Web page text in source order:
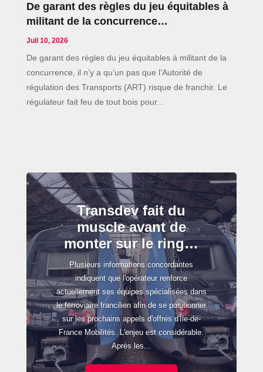
De garant des règles du jeu équitables à
militant de la concurrence…
Juil 10, 2026
De garant des règles du jeu équitables à militant de la
concurrence, il n’y a qu’un pas que l’Autorité de
régulation des Transports (ART) risque de franchir. Le
régulateur fait feu de tout bois pour...
Transdev fait du
muscle avant de
monter sur le ring…
Plusieurs informations concordantes
indiquent que l'opérateur renforce
actuellement ses équipes spécialisées dans
le ferroviaire francilien afin de se positionner
sur les prochains appels d'offres d'Île-de-
France Mobilités. L'enjeu est considérable.
Après les...